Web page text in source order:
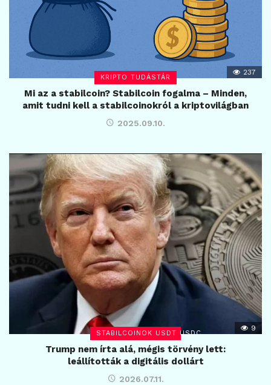
KRIPTO TUDÁSTÁR
237
Mi az a stabilcoin? Stabilcoin fogalma – Minden,
amit tudni kell a stabilcoinokról a kriptovilágban
2025.09.10.
STABILCOINOK USDT USDC
9
Trump nem írta alá, mégis törvény lett:
leállították a digitális dollárt
2026.07.11.